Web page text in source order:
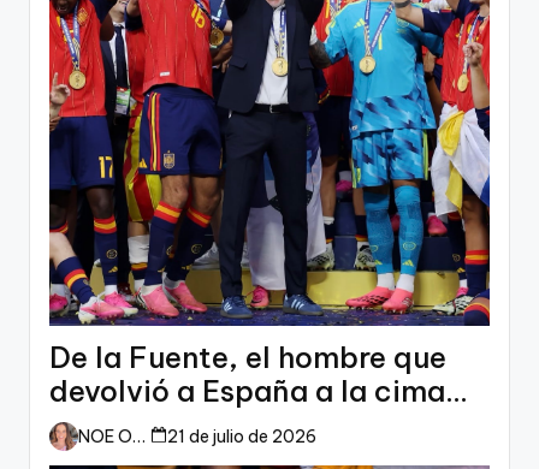
De la Fuente, el hombre que
devolvió a España a la cima
del mundo
NOE ORTIZ 21 de julio de 2026